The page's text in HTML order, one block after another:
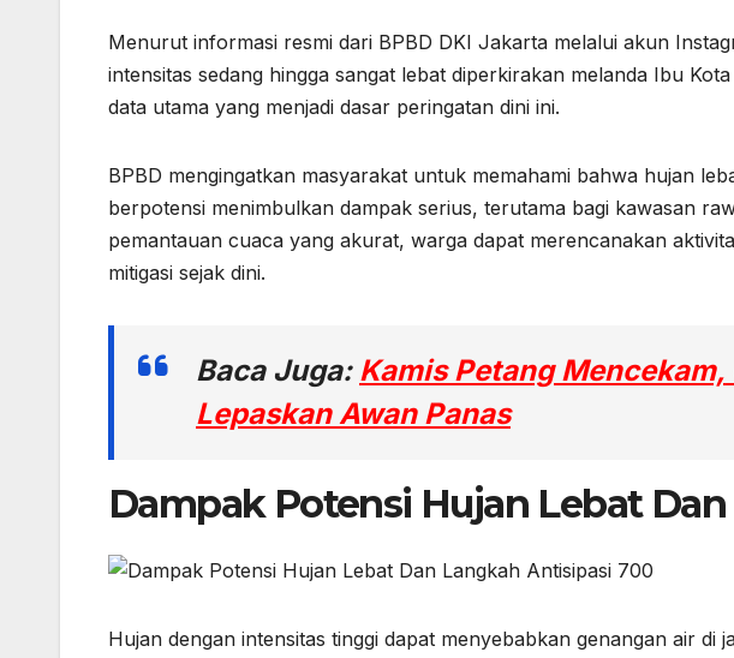
Menurut informasi resmi dari BPBD DKI Jakarta melalui akun
intensitas sedang hingga sangat lebat diperkirakan melanda Ibu
data utama yang menjadi dasar peringatan dini ini.
BPBD mengingatkan masyarakat untuk memahami bahwa hujan
berpotensi menimbulkan dampak serius, terutama bagi kawasan
pemantauan cuaca yang akurat, warga dapat merencanakan
mitigasi sejak dini.
Baca Juga: Kamis Petang
Lepaskan Awan Panas
Dampak Potensi Hujan Lebat
Hujan dengan intensitas tinggi dapat menyebabkan genangan air di